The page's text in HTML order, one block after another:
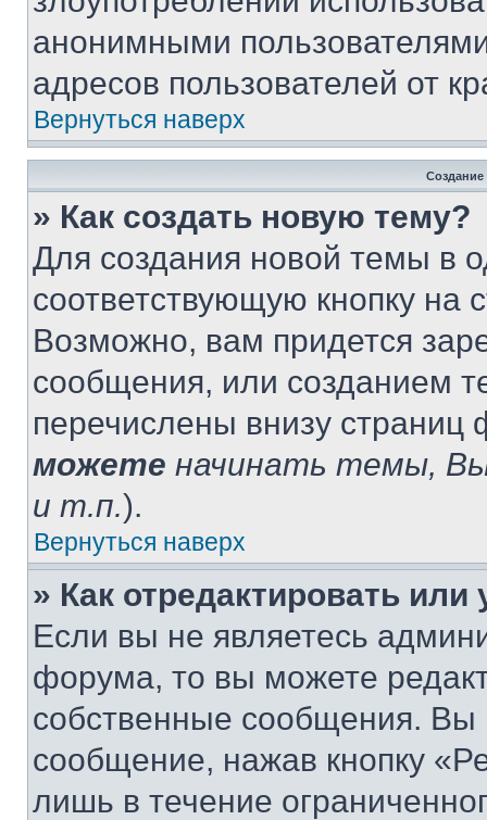
анонимными
адресов пользователей от
Вернуться наверх
» Как создать новую тему?
Для создания новой темы в
соответствующую кнопку
Возможно, вам придется
сообщения, или созданием
перечислены внизу
можете начинать темы,
и т.п.).
Вернуться наверх
» Как отредактировать
Если вы не являетесь
форума, то вы можете
собственные сообщения. Вы
сообщение, нажав кнопку
лишь в течение